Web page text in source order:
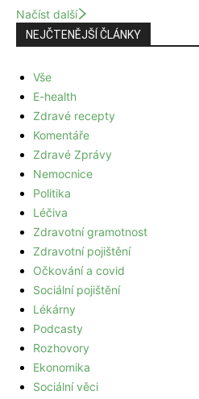
Načíst další
NEJČTENĚJŠÍ ČLÁNKY
Vše
E-health
Zdravé recepty
Komentáře
Zdravé Zprávy
Nemocnice
Politika
Léčiva
Zdravotní gramotnost
Zdravotní pojištění
Očkování a covid
Sociální pojištění
Lékárny
Podcasty
Rozhovory
Ekonomika
Sociální věci